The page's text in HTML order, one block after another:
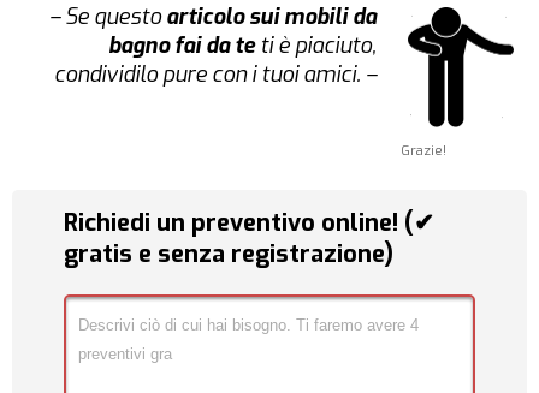
Grazie!
– Se questoarticolo sui mobili da
bagno fai da teti è piaciuto,
condividilo pure con i tuoi amici. –
Richiedi un preventivo online! (✔
gratis e senza registrazione)